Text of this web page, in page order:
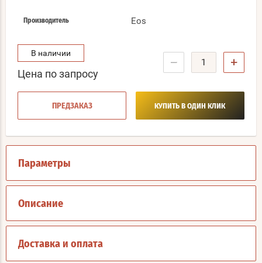
Производитель Eos
В наличии
Цена по запросу
− +
ПРЕДЗАКАЗ КУПИТЬ В ОДИН КЛИК
Параметры
Описание
Доставка и оплата